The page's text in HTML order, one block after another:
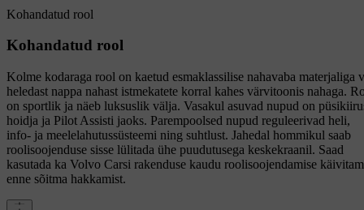
Kohandatud rool
Kohandatud rool
Kolme kodaraga rool on kaetud esmaklassilise nahavaba materjaliga
heledast nappa nahast istmekatete korral kahes värvitoonis nahaga.
on sportlik ja näeb luksuslik välja. Vasakul asuvad nupud on
hoidja ja Pilot Assisti jaoks. Parempoolsed nupud reguleerivad heli,
info- ja meelelahutussüsteemi ning suhtlust. Jahedal hommikul saab
roolisoojenduse sisse lülitada ühe puudutusega keskekraanil. Saad
kasutada ka Volvo Carsi rakenduse kaudu roolisoojendamise
enne sõitma hakkamist.